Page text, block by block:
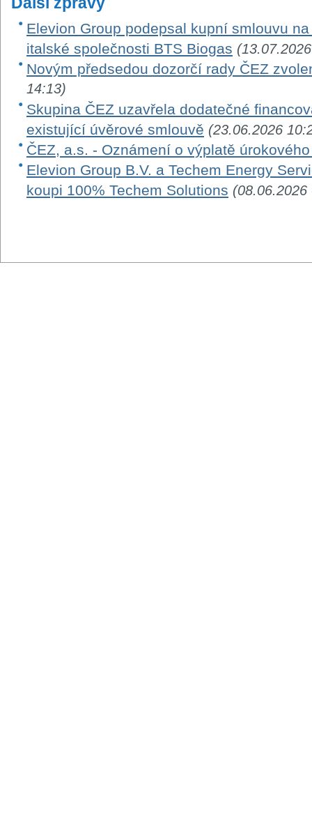
Elevion Group podepsal kupní smlouvu
italské společnosti BTS Biogas
Novým předsedou dozorčí rady ČEZ
14:13)
Skupina ČEZ uzavřela dodatečné
existující úvěrové smlouvě (23.06.2026
ČEZ, a.s. - Oznámení o výplatě
Elevion Group B.V. a Techem Energy
koupi 100% Techem Solutions (08.06.2026